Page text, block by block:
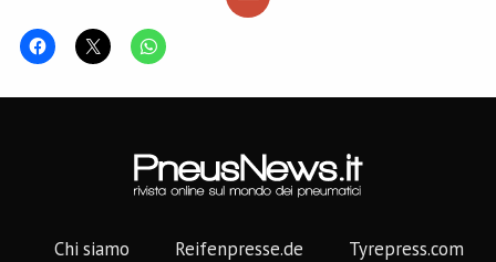
Chi siamo Reifenpresse.de
Tyrepress.com